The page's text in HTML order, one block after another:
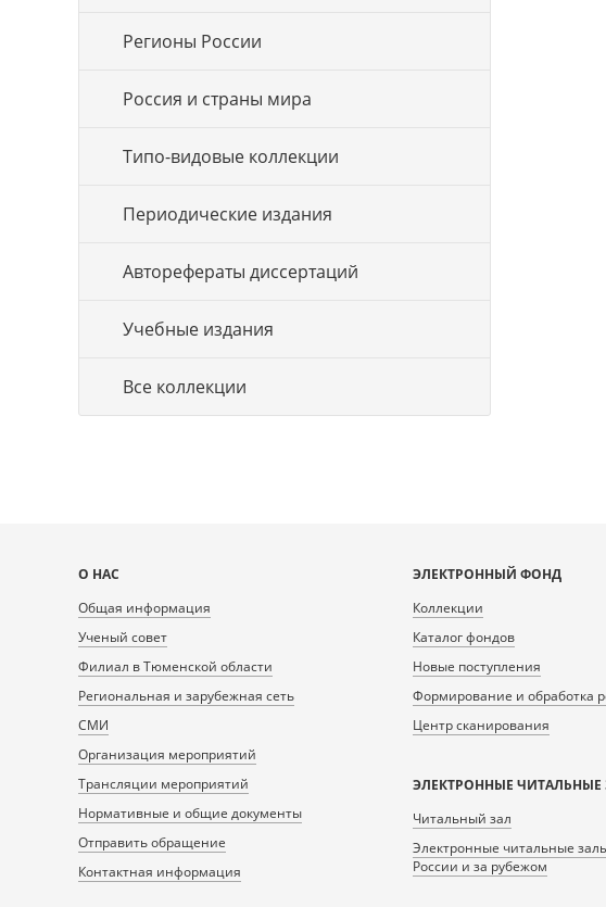
Регионы России
Россия и страны мира
Типо-видовые коллекции
Периодические издания
Авторефераты диссертаций
Учебные издания
Все коллекции
Карта
сайта
О НАС
Общая информация
Ученый совет
Филиал в Тюменской области
Региональная и зарубежная сеть
СМИ
Организация мероприятий
Трансляции мероприятий
Нормативные и общие документы
Отправить обращение
Контактная информация
ЭЛЕКТРОННЫЙ ФОНД
Коллекции
Каталог фондов
Новые поступления
Формирование и обработка
Центр сканирования
ЭЛЕКТРОННЫЕ ЧИТАЛЬНЫЕ
Читальный зал
Электронные читальные
России и за рубежом